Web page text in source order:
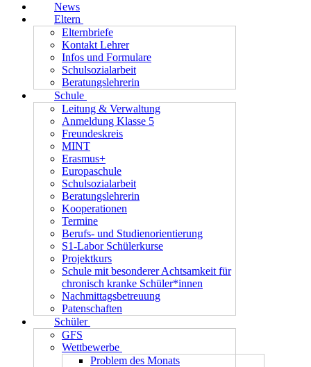
News
Eltern
Elternbriefe
Kontakt Lehrer
Infos und Formulare
Schulsozialarbeit
Beratungslehrerin
Schule
Leitung & Verwaltung
Anmeldung Klasse 5
Freundeskreis
MINT
Erasmus+
Europaschule
Schulsozialarbeit
Beratungslehrerin
Kooperationen
Termine
Berufs- und Studienorientierung
S1-Labor Schülerkurse
Projektkurs
Schule mit besonderer Achtsamkeit für
chronisch kranke Schüler*innen
Nachmittagsbetreuung
Patenschaften
Schüler
GFS
Wettbewerbe
Problem des Monats